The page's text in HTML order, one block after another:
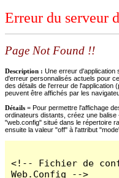
Erreur du serveur
Page Not Found !!
Description : Une erreur d'application
d'erreur personnalisés actuels pour
des détails de l'erreur de l'application
peuvent être affichés par les
Détails = Pour permettre l'affichage
ordinateurs distants, créez une
"web.config" situé dans le répertoire
ensuite la valeur "off" à l'attribut
<!-- Fichier de
Web.Config -->